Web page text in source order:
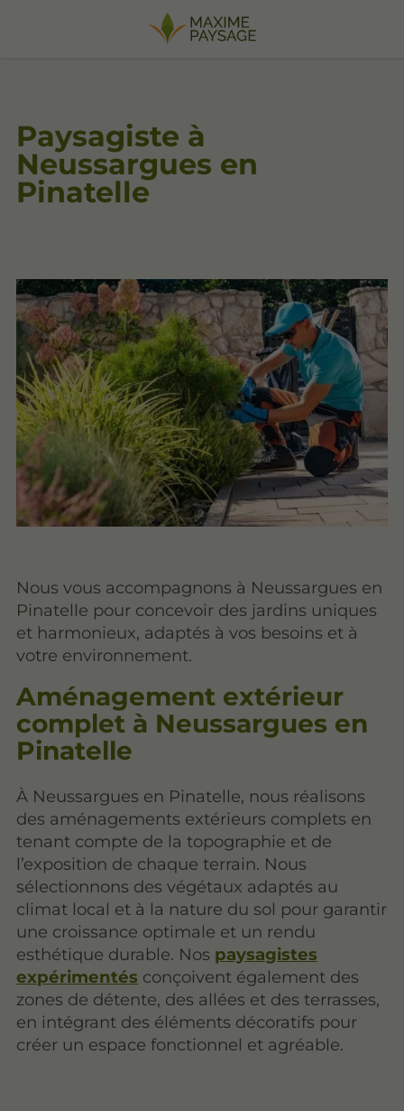
Paysagiste à
Neussargues en
Pinatelle
Nous vous accompagnons à Neussargues en
Pinatelle pour concevoir des jardins uniques
et harmonieux, adaptés à vos besoins et à
votre environnement.
Aménagement extérieur
complet à Neussargues en
Pinatelle
À Neussargues en Pinatelle, nous réalisons
des aménagements extérieurs complets en
tenant compte de la topographie et de
l’exposition de chaque terrain. Nous
sélectionnons des végétaux adaptés au
climat local et à la nature du sol pour garantir
une croissance optimale et un rendu
esthétique durable. Nos paysagistes
expérimentés conçoivent également des
zones de détente, des allées et des terrasses,
en intégrant des éléments décoratifs pour
créer un espace fonctionnel et agréable.